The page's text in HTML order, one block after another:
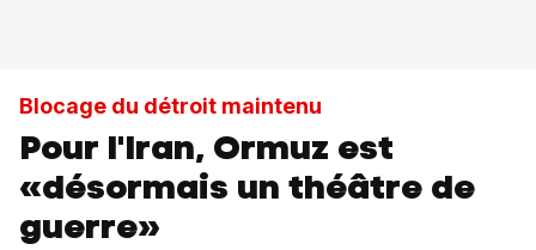
Blocage du détroit maintenu
Pour l'Iran, Ormuz est
«désormais un théâtre de
guerre»